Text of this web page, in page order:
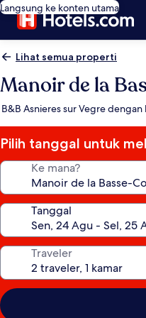
Langsung ke konten utama
Lihat semua properti
Manoir de la
B&B Asnieres sur Vegre
Pilih tanggal untuk
Ke mana?
Tanggal
Traveler